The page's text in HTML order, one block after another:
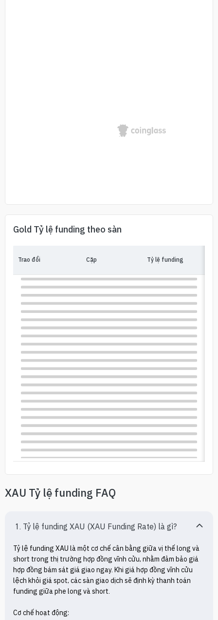
Gold Tỷ lệ funding theo sàn
Trao đổi Cặp Tỷ lệ funding
XAU Tỷ lệ funding FAQ
1. Tỷ lệ funding XAU (XAU Funding Rate) là gì?
Tỷ lệ funding XAU là một cơ chế cân bằng giữa vị thế long và
short trong thị trường hợp đồng vĩnh cửu, nhằm đảm bảo giá
hợp đồng bám sát giá giao ngay. Khi giá hợp đồng vĩnh cửu
lệch khỏi giá spot, các sàn giao dịch sẽ định kỳ thanh toán
funding giữa phe long và short.
Cơ chế hoạt động: